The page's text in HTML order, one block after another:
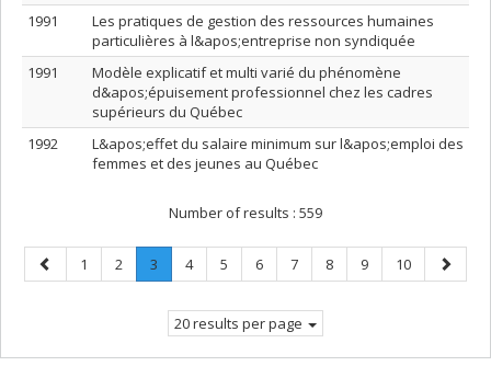
1991
Les pratiques de gestion des ressources humaines
particulières à l&apos;entreprise non syndiquée
1991
Modèle explicatif et multi varié du phénomène
d&apos;épuisement professionnel chez les cadres
supérieurs du Québec
1992
L&apos;effet du salaire minimum sur l&apos;emploi des
femmes et des jeunes au Québec
Number of results : 559
Previous
page
Page
1 Page
2 Page
3
Current
Page
4 Page
5 Page
6 Page
7 Page
8 Page
9 Page
10
Next
page
20 results per page